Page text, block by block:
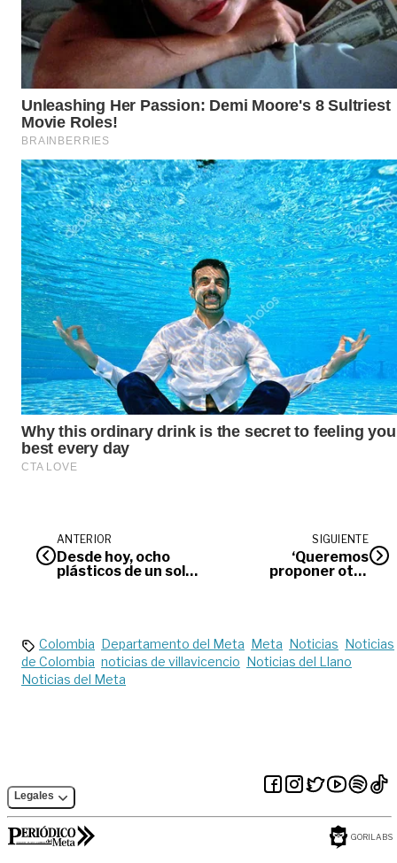
ANTERIOR
Desde hoy, ocho
plásticos de un solo
SIGUIENTE
‘Queremos
proponer otra
Colombia Departamento del Meta Meta Noticias Noticias
de Colombia noticias de villavicencio Noticias del Llano
Noticias del Meta
Legales
GORILABS